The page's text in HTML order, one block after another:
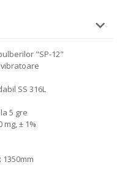
"SP-12"
SS 316L
5 gre
mg, ± 1%